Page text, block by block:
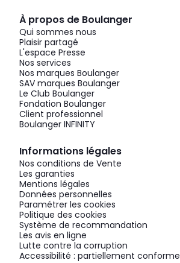
À propos de Boulanger
Qui sommes nous
Plaisir partagé
L'espace Presse
Nos services
Nos marques Boulanger
SAV marques Boulanger
Le Club Boulanger
Fondation Boulanger
Client professionnel
Boulanger INFINITY
Informations légales
Nos conditions de Vente
Les garanties
Mentions légales
Données personnelles
Paramétrer les cookies
Politique des cookies
Système de recommandation
Les avis en ligne
Lutte contre la corruption
Accessibilité : partiellement conforme